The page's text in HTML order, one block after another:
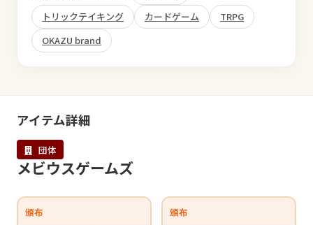
トリックテイキング
カードゲーム
TRPG
OKAZU brand
アイテム詳細
団体
メビウスゲームズ
頒布 頒布